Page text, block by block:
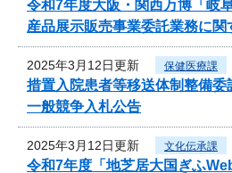
令和7年度大阪・関西万博「岐
産品展示販売事業委託業務に関
2025年3月12日更新 保健医療課
措置入院患者等移送体制整備委
一般競争入札公告
2025年3月12日更新 文化伝承課
令和7年度「地芝居大国ぎふ